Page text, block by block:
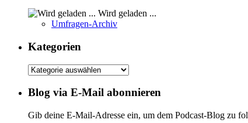
Wird geladen ...
Umfragen-Archiv
Kategorien
Kategorien
Blog via E-Mail abonnieren
Gib deine E-Mail-Adresse ein, um dem Podcast-Blog zu